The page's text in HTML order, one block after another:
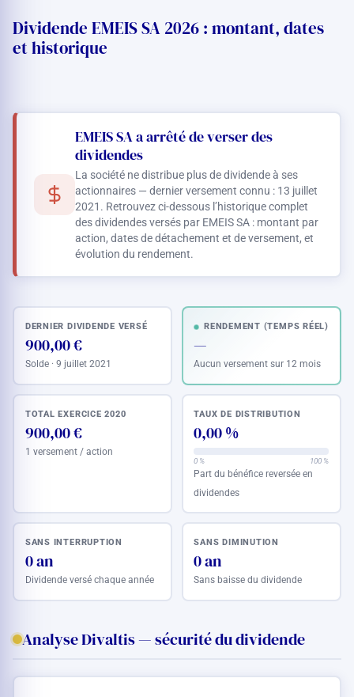
Dividende EMEIS SA 2026 : montant, dates
et historique
EMEIS SA a arrêté de verser des
dividendes
La société ne distribue plus de dividende à ses
actionnaires — dernier versement connu : 13 juillet
2021. Retrouvez ci-dessous l’historique complet
des dividendes versés par EMEIS SA : montant par
action, dates de détachement et de versement, et
évolution du rendement.
DERNIER DIVIDENDE VERSÉ
900,00 €
Solde · 9 juillet 2021
RENDEMENT (TEMPS RÉEL)
—
Aucun versement sur 12 mois
TOTAL EXERCICE 2020
900,00 €
1 versement / action
TAUX DE DISTRIBUTION
0,00 %
0 % 100 %
Part du bénéfice reversée en
dividendes
SANS INTERRUPTION
0 an
Dividende versé chaque année
SANS DIMINUTION
0 an
Sans baisse du dividende
Analyse Divaltis — sécurité du dividende